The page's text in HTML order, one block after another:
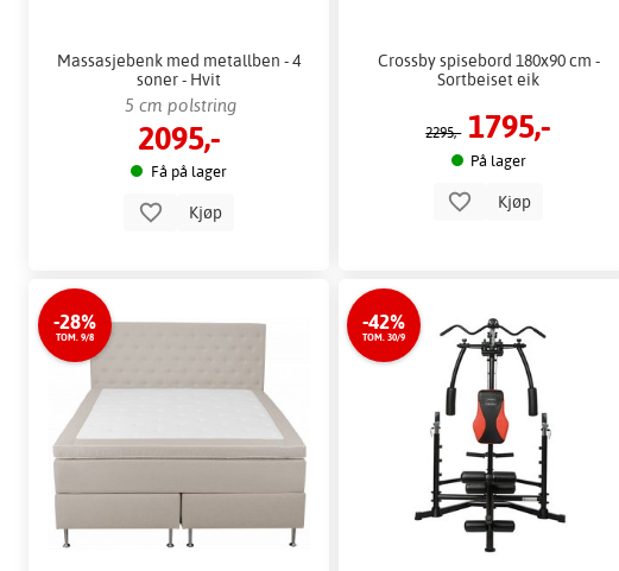
Massasjebenk med metallben - 4
soner - Hvit
5 cm polstring
2095,-
Få på lager
Kjøp
Crossby spisebord 180x90 cm -
Sortbeiset eik
2295,- 1795,-
På lager
Kjøp
-28%
TOM. 9/8
-42%
TOM. 30/9